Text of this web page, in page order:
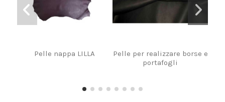
Pelle nappa LILLA
Pelle per realizzare borse e
portafogli